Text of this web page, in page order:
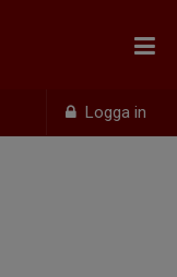
Logga in